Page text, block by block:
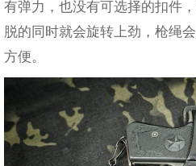
有弹力，也没有可选择的扣件
脱的同时就会旋转上劲，枪绳
方便。